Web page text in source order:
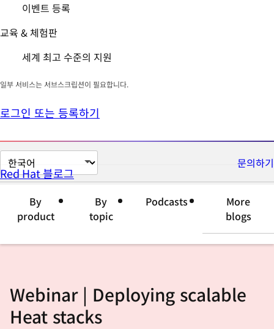
이벤트 등록
교육 & 체험판
세계 최고 수준의 지원
일부 서비스는 서브스크립션이 필요합니다.
로그인 또는 등록하기
페
이
변
문의하기
Red Hat 블로그
By
product
By
topic
Podcasts
More
blogs
Webinar | Deploying scalable
Heat stacks